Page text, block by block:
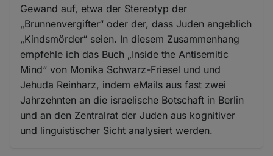
Gewand auf, etwa der Stereotyp der
„Brunnenvergifter“ oder der, dass Juden angeblich
„Kindsmörder“ seien. In diesem Zusammenhang
empfehle ich das Buch „Inside the Antisemitic
Mind“ von Monika Schwarz-Friesel und und
Jehuda Reinharz, indem eMails aus fast zwei
Jahrzehnten an die israelische Botschaft in Berlin
und an den Zentralrat der Juden aus kognitiver
und linguistischer Sicht analysiert werden.